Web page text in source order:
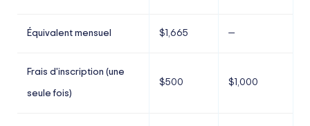
Équivalent mensuel $1,665 —
Frais d'inscription (une
seule fois)
$500 $1,000